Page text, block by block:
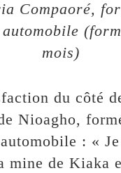
Compaoré,
automobile
mois)
du côté
Nioagho,
: «
mine de Kiaka